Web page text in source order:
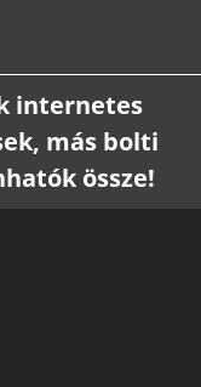
internetes
más bolti
össze!